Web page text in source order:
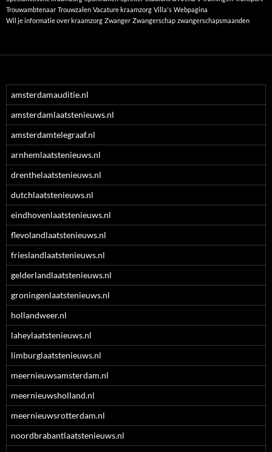
Trouwambtenaar Trouwzalen Vacature kraamzorg Villa's Webpagina
Wil je informatie over kraamzorg Zwanger Zwangerschap zwangerschapsmaanden
amsterdamauditie.nl
amsterdamlaatstenieuws.nl
amsterdamtelegraaf.nl
arnhemlaatstenieuws.nl
drenthelaatstenieuws.nl
dutchlaatstenieuws.nl
eindhovenlaatstenieuws.nl
flevolandlaatstenieuws.nl
frieslandlaatstenieuws.nl
gelderlandlaatstenieuws.nl
groningenlaatstenieuws.nl
hollandweer.nl
laheylaatstenieuws.nl
limburglaatstenieuws.nl
meernieuwsamsterdam.nl
meernieuwsholland.nl
meernieuwsrotterdam.nl
noordbrabantlaatstenieuws.nl